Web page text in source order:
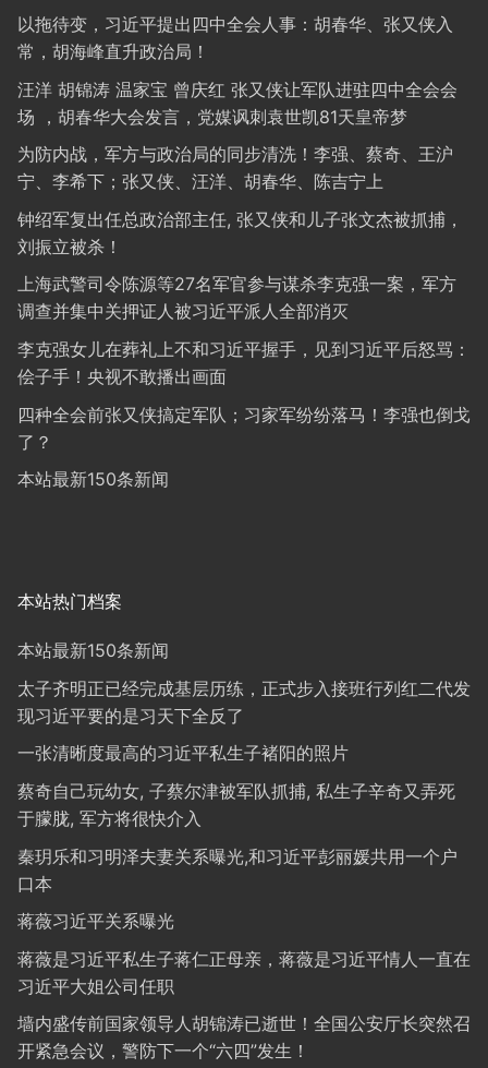
以拖待变，习近平提出四中全会人事：胡春华、张又侠入
常，胡海峰直升政治局！
汪洋 胡锦涛 温家宝 曾庆红 张又侠让军队进驻四中全会会
场 ，胡春华大会发言，党媒讽刺袁世凯81天皇帝梦
为防内战，军方与政治局的同步清洗！李强、蔡奇、王沪
宁、李希下；张又侠、汪洋、胡春华、陈吉宁上
钟绍军复出任总政治部主任, 张又侠和儿子张文杰被抓捕，
刘振立被杀！
上海武警司令陈源等27名军官参与谋杀李克强一案，军方
调查并集中关押证人被习近平派人全部消灭
李克强女儿在葬礼上不和习近平握手，见到习近平后怒骂：
侩子手！央视不敢播出画面
四种全会前张又侠搞定军队；习家军纷纷落马！李强也倒戈
了？
本站最新150条新闻
本站热门档案
本站最新150条新闻
太子齐明正已经完成基层历练，正式步入接班行列红二代发
现习近平要的是习天下全反了
一张清晰度最高的习近平私生子褚阳的照片
蔡奇自己玩幼女, 子蔡尔津被军队抓捕, 私生子辛奇又弄死
于朦胧, 军方将很快介入
秦玥乐和习明泽夫妻关系曝光,和习近平彭丽媛共用一个户
口本
蒋薇习近平关系曝光
蒋薇是习近平私生子蒋仁正母亲，蒋薇是习近平情人一直在
习近平大姐公司任职
墙内盛传前国家领导人胡锦涛已逝世！全国公安厅长突然召
开紧急会议，警防下一个“六四”发生！